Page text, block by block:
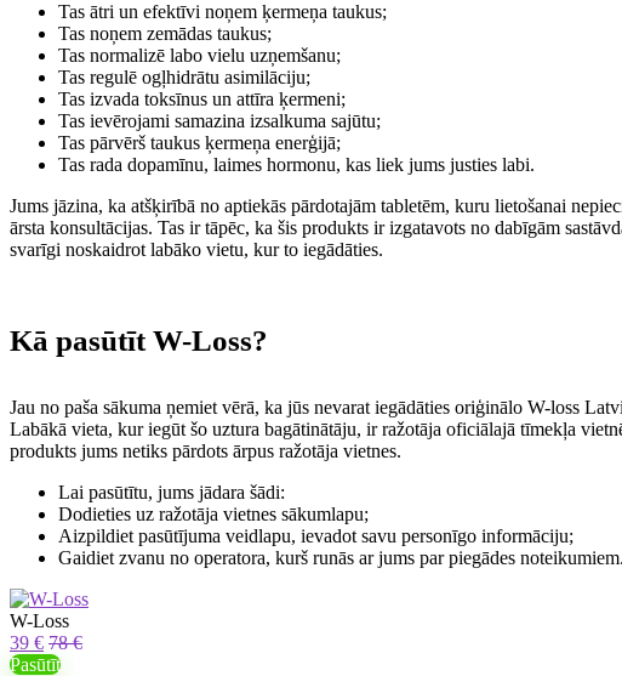
Tas ātri un efektīvi noņem ķermeņa taukus;
Tas noņem zemādas taukus;
Tas normalizē labo vielu uzņemšanu;
Tas regulē ogļhidrātu asimilāciju;
Tas izvada toksīnus un attīra ķermeni;
Tas ievērojami samazina izsalkuma sajūtu;
Tas pārvērš taukus ķermeņa enerģijā;
Tas rada dopamīnu, laimes hormonu, kas liek jums justies labi.
Jums jāzina, ka atšķirībā no aptiekās pārdotajām tabletēm, kuru lietošanai
ārsta konsultācijas. Tas ir tāpēc, ka šis produkts ir izgatavots no dabīgām
svarīgi noskaidrot labāko vietu, kur to iegādāties.
Kā pasūtīt W-Loss?
Jau no paša sākuma ņemiet vērā, ka jūs nevarat iegādāties oriģinālo W-loss
Labākā vieta, kur iegūt šo uztura bagātinātāju, ir ražotāja oficiālajā tīmekļa
produkts jums netiks pārdots ārpus ražotāja vietnes.
Lai pasūtītu, jums jādara šādi:
Dodieties uz ražotāja vietnes sākumlapu;
Aizpildiet pasūtījuma veidlapu, ievadot savu personīgo informāciju;
Gaidiet zvanu no operatora, kurš runās ar jums par piegādes noteikumiem.
W-Loss
39 € 78 €
Pasūtīt